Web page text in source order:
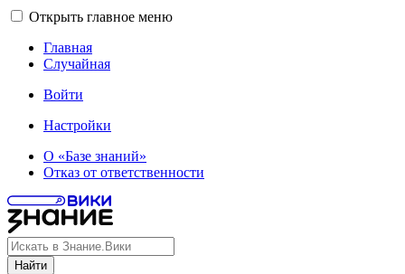
Открыть главное меню
Главная
Случайная
Войти
Настройки
О «Базе знаний»
Отказ от ответственности
Найти